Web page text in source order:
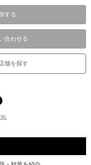
する
合わせる
舗を探す